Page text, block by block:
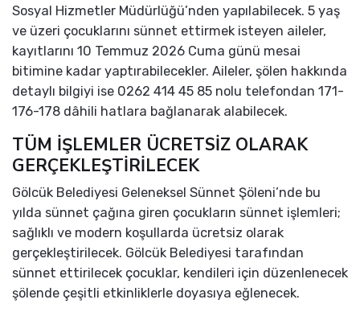
Sosyal Hizmetler Müdürlüğü’nden yapılabilecek. 5 yaş
ve üzeri çocuklarını sünnet ettirmek isteyen aileler,
kayıtlarını 10 Temmuz 2026 Cuma günü mesai
bitimine kadar yaptırabilecekler. Aileler, şölen hakkında
detaylı bilgiyi ise 0262 414 45 85 nolu telefondan 171-
176-178 dâhili hatlara bağlanarak alabilecek.
TÜM İŞLEMLER ÜCRETSİZ OLARAK
GERÇEKLEŞTİRİLECEK
Gölcük Belediyesi Geleneksel Sünnet Şöleni’nde bu
yılda sünnet çağına giren çocukların sünnet işlemleri;
sağlıklı ve modern koşullarda ücretsiz olarak
gerçekleştirilecek. Gölcük Belediyesi tarafından
sünnet ettirilecek çocuklar, kendileri için düzenlenecek
şölende çeşitli etkinliklerle doyasıya eğlenecek.